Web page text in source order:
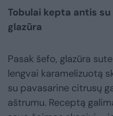
Tobulai kepta antis
glazūra
Pasak šefo, glazūra
lengvai karamelizuotą
su pavasarine citrusų
aštrumu. Receptą